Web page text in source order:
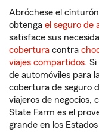
Abróchese el
obtenga el seguro de
satisface sus
cobertura contra
viajes compartidos.
de automóviles para
cobertura de seguro
viajeros de negocios,
State Farm es el
grande en los